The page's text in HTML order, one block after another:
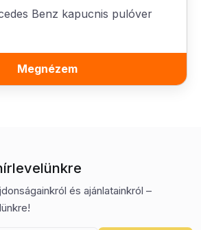
Benz kapucnis pulóver
Megnézem
és ajánlatainkról –